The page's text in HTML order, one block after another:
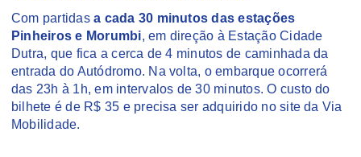
Com partidasa cada 30 minutos das estações
Pinheiros e Morumbi, em direção à Estação Cidade
Dutra, que fica a cerca de 4 minutos de caminhada da
entrada do Autódromo. Na volta, o embarque ocorrerá
das 23h à 1h, em intervalos de 30 minutos. O custo do
bilhete é de R$ 35 e precisa ser adquirido no site da Via
Mobilidade.